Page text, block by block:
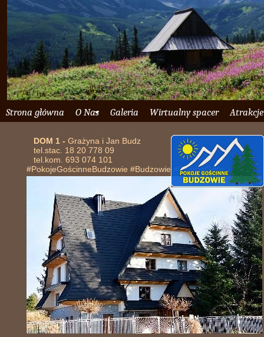
Strona główna O Nas Galeria Wirtualny spacer Atrakcje
DOM 1 - Grażyna i Jan Budz
tel.stac. 18 20 778 09
tel.kom. 693 074 101
#PokojeGościnneBudzowie #Budzowie #CzarnaGóra